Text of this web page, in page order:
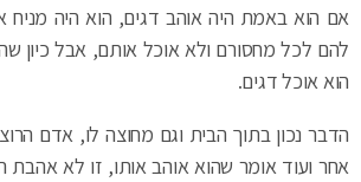
אם הוא באמת היה אוהב דגים, הוא היה מניח
להם לכל מחסורם ולא אוכל אותם, אבל כיון
הוא אוכל דגים.
הדבר נכון בתוך הבית וגם מחוצה לו, אדם
אחר ועוד אומר שהוא אוהב אותו, זו לא